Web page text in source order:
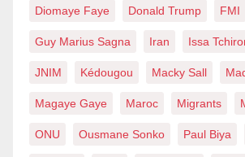
Diomaye Faye Donald Trump FMI
Guy Marius Sagna Iran Issa
JNIM Kédougou Macky Sall
Magaye Gaye Maroc Migrants
ONU Ousmane Sonko Paul Biya